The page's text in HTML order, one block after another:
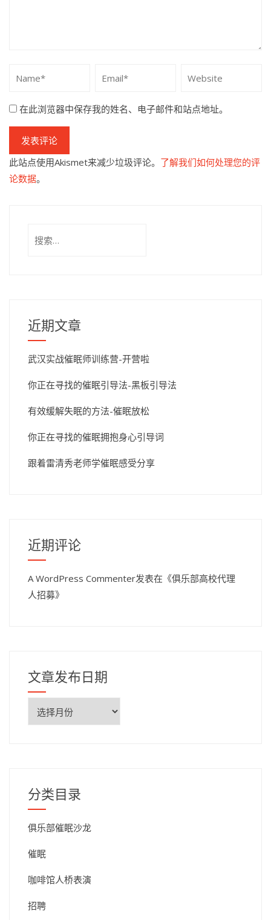
在此浏览器中保存我的姓名、电子邮件和站点地址。
此站点使用Akismet来减少垃圾评论。 了解我们如何处理您的评
论数据。
索：
近期文章
武汉实战催眠师训练营-开营啦
你正在寻找的催眠引导法-黑板引导法
有效缓解失眠的方法-催眠放松
你正在寻找的催眠拥抱身心引导词
跟着雷清秀老师学催眠感受分享
近期评论
A WordPress Commenter发表在《俱乐部高校代理
人招募》
文章发布日期
期
分类目录
俱乐部催眠沙龙
催眠
咖啡馆人桥表演
招聘